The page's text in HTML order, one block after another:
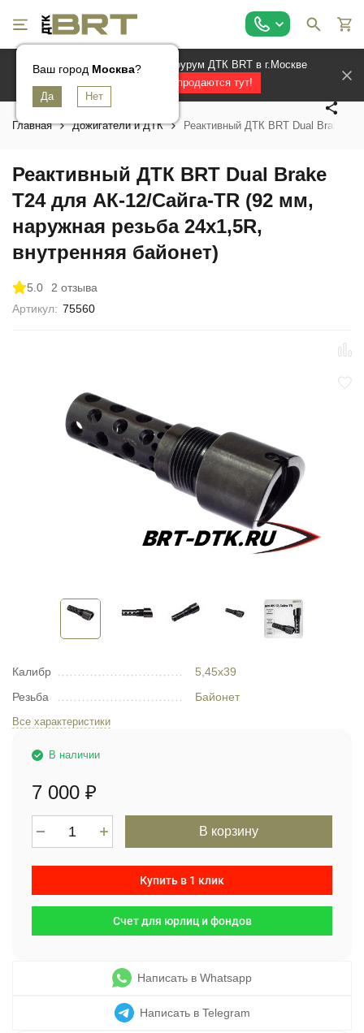
Ваш город Москва?
Ваш город Москва?
Ваш город Москва?
Официальный магазин и шоурум ДТК BRT в г.Москве
Лучшие ДТК продаются тут!
Главная Дожигатели и ДТК Реактивный ДТК BRT Dual Brake
Реактивный ДТК BRT Dual Brake
T24 для АК-12/Сайга-TR (92 мм,
наружная резьба 24х1,5R,
внутренняя байонет)
5.0
2 отзыва
Артикул: 75560
Калибр
5,45х39
Резьба
Байонет
Все характеристики
В наличии
7 000 ₽
В корзину
Купить в 1 клик
Счет для юрлиц и фондов
Написать в Whatsapp
Написать в Telegram